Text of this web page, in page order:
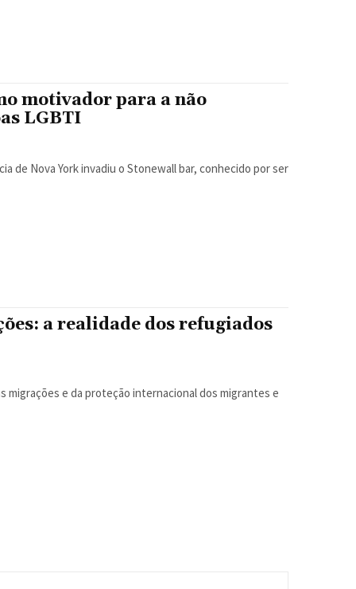
motivador para a não
LGBTI
a realidade dos refugiados